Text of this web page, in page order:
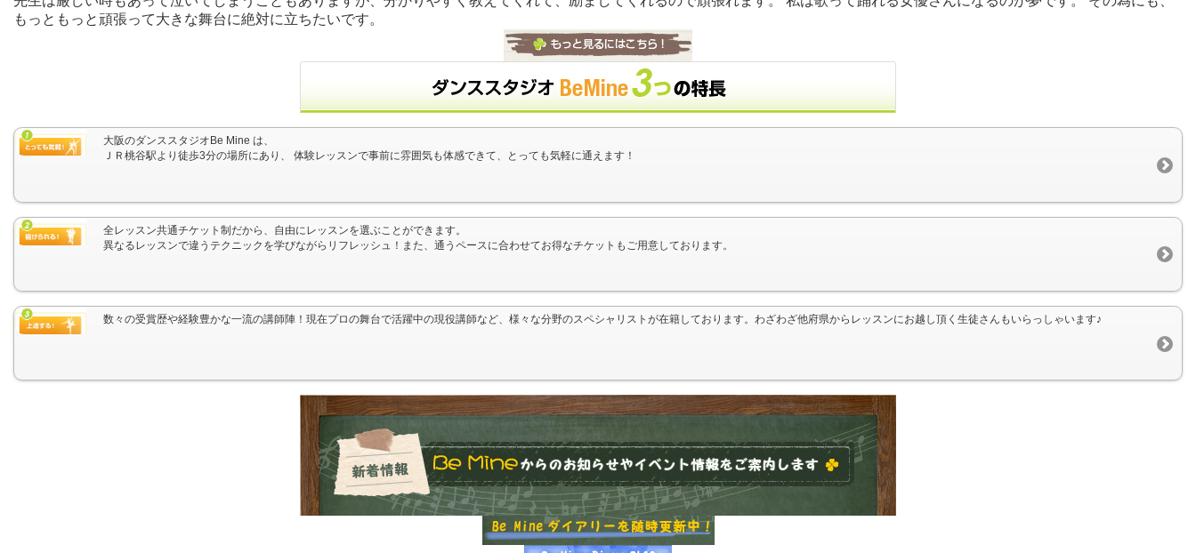
もっともっと頑張って大きな舞台に絶対に立ちたいです。
大阪のダンススタジオBe Mine は、
ＪＲ桃谷駅より徒歩3分の場所にあり、 体験レッスンで事前に雰囲気も体感できて、とっても気軽に通えます！
全レッスン共通チケット制だから、自由にレッスンを選ぶことができます。
異なるレッスンで違うテクニックを学びながらリフレッシュ！また、通うペースに合わせてお得なチケットもご用意しております。
数々の受賞歴や経験豊かな一流の講師陣！現在プロの舞台で活躍中の現役講師など、様々な分野のスペシャリストが在籍しております。わざわざ他府県からレッスンにお越し頂く生徒さんもいらっしゃいます♪